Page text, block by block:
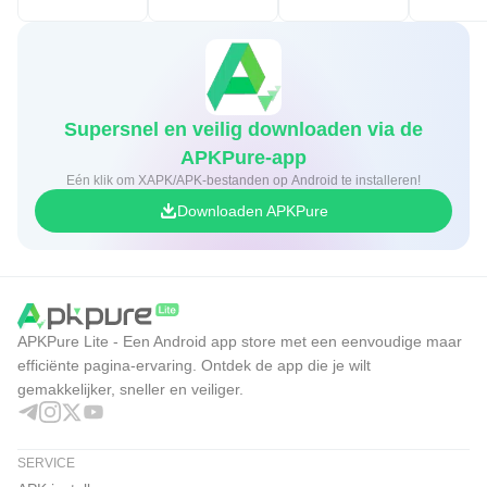
Supersnel en veilig downloaden via de
APKPure-app
Eén klik om XAPK/APK-bestanden op Android te installeren!
Downloaden APKPure
APKPure Lite - Een Android app store met een eenvoudige maar
efficiënte pagina-ervaring. Ontdek de app die je wilt
gemakkelijker, sneller en veiliger.
SERVICE